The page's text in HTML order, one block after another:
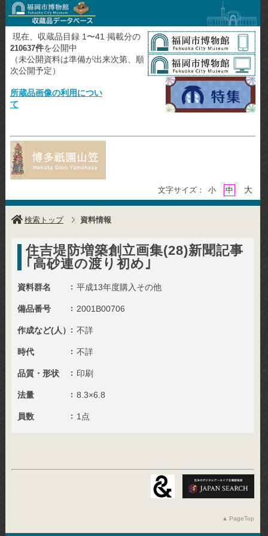
現在、収蔵品目録 1〜41 掲載分の
210637件を公開中
（未公開資料は準備が出来次第、順
次公開予定）
所蔵品画像の利用につい
て
文字サイズ： 小 中 大
検索トップ 資料情報
住吉堤防増築創立画集(28)新聞記事
｢高砂連の渡り初め｣
資料群名 平成13年度購入その他
備品番号 2001B00706
作成など(人） 不詳
時代 不詳
品質・形状 印刷
法量 8.3×6.8
員数 1点
PageTop